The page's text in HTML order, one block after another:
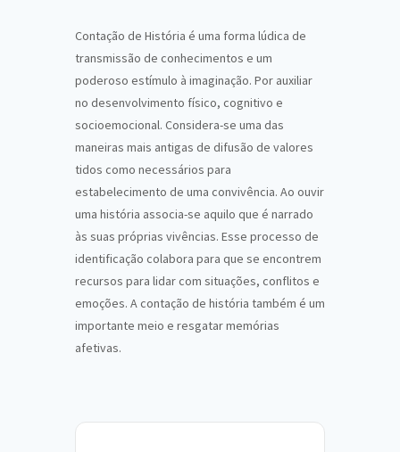
Contação de História é uma forma lúdica de
transmissão de conhecimentos e um
poderoso estímulo à imaginação. Por auxiliar
no desenvolvimento físico, cognitivo e
socioemocional. Considera-se uma das
maneiras mais antigas de difusão de valores
tidos como necessários para
estabelecimento de uma convivência. Ao ouvir
uma história associa-se aquilo que é narrado
às suas próprias vivências. Esse processo de
identificação colabora para que se encontrem
recursos para lidar com situações, conflitos e
emoções. A contação de história também é um
importante meio e resgatar memórias
afetivas.